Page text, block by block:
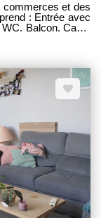
commerces et des
: Entrée avec
Balcon. Cave.